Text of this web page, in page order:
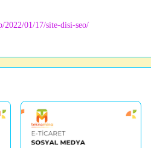
2022/01/17/site-disi-seo/